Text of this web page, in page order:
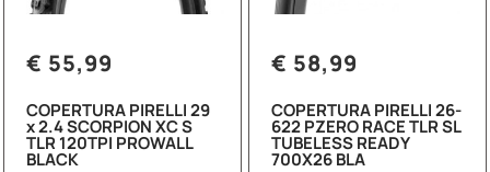
€ 55,99
COPERTURA PIRELLI 29
x 2.4 SCORPION XC S
TLR 120TPI PROWALL
BLACK
€ 58,99
COPERTURA PIRELLI 26-
622 PZERO RACE TLR SL
TUBELESS READY
700X26 BLA